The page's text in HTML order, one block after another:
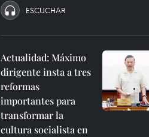
ESCUCHAR
Actualidad: Máximo
dirigente insta a tres
reformas
importantes para
transformar la
cultura socialista en